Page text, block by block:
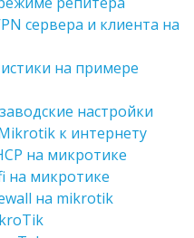
сервера и клиента на
на примере
настройки
к интернету
на микротике
на микротике
на mikrotik